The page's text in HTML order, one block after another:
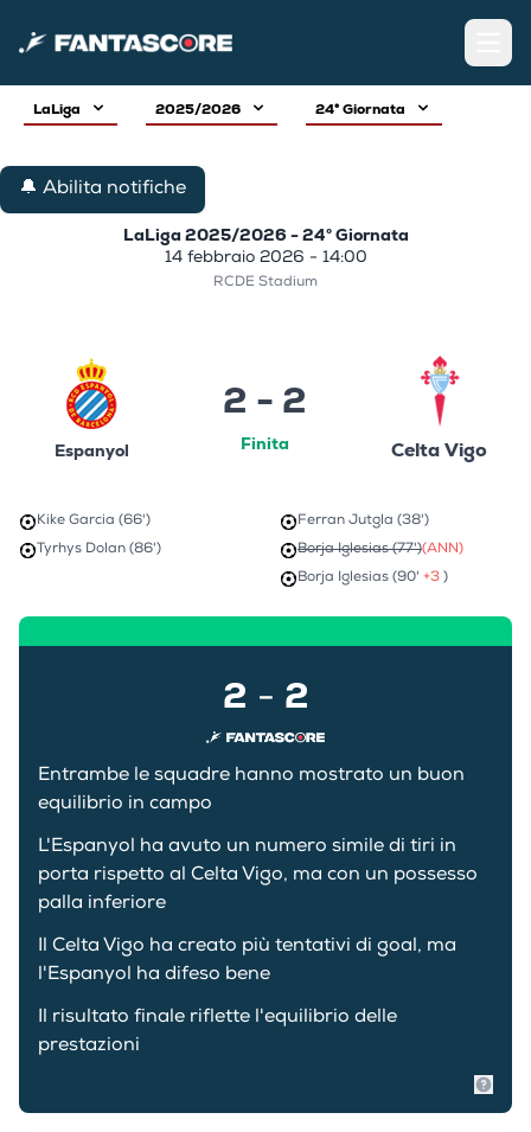
LaLiga 2025/2026 24° Giornata
🔔 Abilita notifiche
LaLiga 2025/2026 - 24° Giornata
14 febbraio 2026 - 14:00
RCDE Stadium
Espanyol
2 - 2
Finita Celta Vigo
Kike Garcia (66')
Tyrhys Dolan (86')
Ferran Jutgla (38')
Borja Iglesias (77')(ANN)
Borja Iglesias (90' +3 )
2 - 2
Entrambe le squadre hanno mostrato un buon
equilibrio in campo
L'Espanyol ha avuto un numero simile di tiri in
porta rispetto al Celta Vigo, ma con un possesso
palla inferiore
Il Celta Vigo ha creato più tentativi di goal, ma
l'Espanyol ha difeso bene
Il risultato finale riflette l'equilibrio delle
prestazioni